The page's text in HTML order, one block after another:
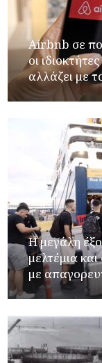
Airbnb σε
οι
αλλάζει με
Η μεγάλη
μελτέμια
με